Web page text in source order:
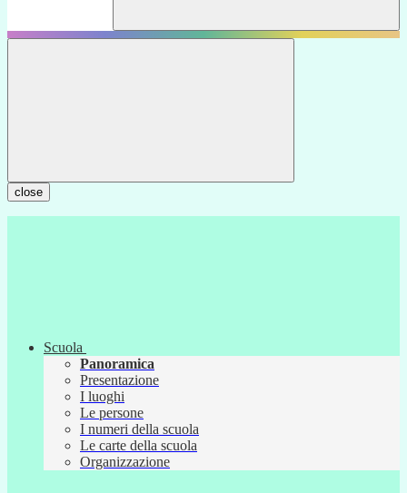
close
Scuola
Panoramica
Presentazione
I luoghi
Le persone
I numeri della scuola
Le carte della scuola
Organizzazione